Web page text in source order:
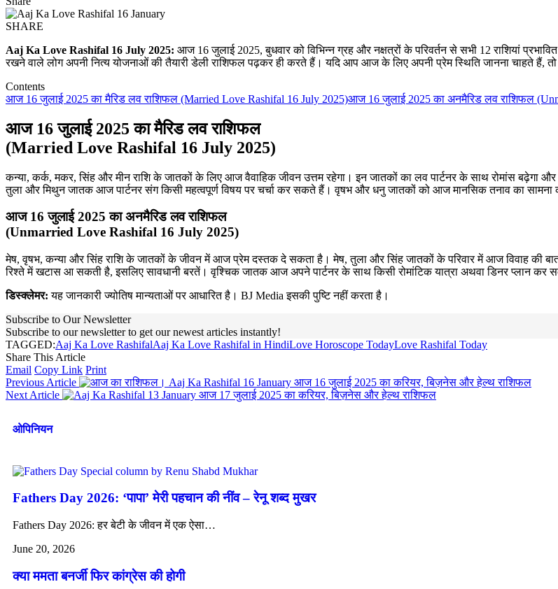
SHARE
Aaj Ka Love Rashifal 16 July 2025: आज 16 जुलाई 2025, बुधवार को विभिन्न ग्रह और नक्षत्रों के परिवर्तन से सभी 12 राशियां
रखने वाले लोग अपनी नित्य योजनाओं की तैयारी डेली राशिफल पढ़कर ही करते हैं। यदि आप आज के लिए अपनी प्रेम स्थिति जानना चाहते हैं,
Contents
आज 16 जुलाई 2025 का मैरिड लव राशिफल (Married Love Rashifal 16 July 2025)आज 16 जुलाई 2025 का अनमैरिड लव राशिफल
आज 16 जुलाई 2025 का मैरिड लव राशिफल
(Married Love Rashifal 16 July 2025)
कन्या, कर्क, मकर, सिंह और मीन राशि के जातकों के लिए आज वैवाहिक जीवन उत्तम रहेगा। इन जातकों का लव पार्टनर के साथ रोमांस बढ़ेगा
तुला और मिथुन जातक आज पार्टनर संग किसी महत्वपूर्ण विषय पर चर्चा कर सकते हैं। वृषभ और धनु जातकों को आज मानसिक तनाव का
आज 16 जुलाई 2025 का अनमैरिड लव राशिफल
(Unmarried Love Rashifal 16 July 2025)
मेष, वृषभ, कन्या और सिंह राशि के जातकों के जीवन में आज प्रेम दस्तक दे सकता है। मेष, तुला और सिंह जातकों के परिवार में आज विवाह की
रिश्ते में खटास आ सकती है, इसलिए सावधानी बरतें। वृश्चिक जातक आज अपने पार्टनर के साथ किसी रोमांटिक यात्रा अथवा डिनर प्लान
डिस्क्लेमर: यह जानकारी ज्योतिष मान्यताओं पर आधारित है। BJ Media इसकी पुष्टि नहीं करता है।
Subscribe to Our Newsletter
Subscribe to our newsletter to get our newest articles instantly!
TAGGED:Aaj Ka Love RashifalAaj Ka Love Rashifal in HindiLove Horoscope TodayLove Rashifal Today
Share This Article
Email Copy Link Print
Previous Article
आज 16 जुलाई 2025 का करियर, बिज़नेस और हेल्थ राशिफल
Next Article
आज 17 जुलाई 2025 का करियर, बिज़नेस और हेल्थ राशिफल
ओपिनियन
Fathers Day 2026: ‘पापा’ मेरी पहचान की नींव – रेनू शब्द मुखर
Fathers Day 2026: हर बेटी के जीवन में एक ऐसा…
June 20, 2026
क्या ममता बनर्जी फिर कांग्रेस की होगी